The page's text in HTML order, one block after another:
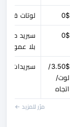
0$ لوتات
0$
سبريد
بلا عمولة
3.50$/
لوت/
اتجاه
سبريدات خام
مرّر للمزيد ←